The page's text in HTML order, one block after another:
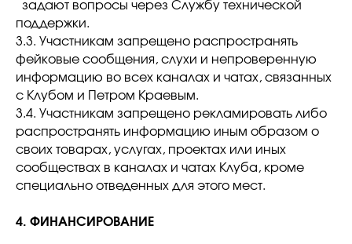
задают вопросы через Службу технической
поддержки.
3.3. Участникам запрещено распространять
фейковые сообщения, слухи и непроверенную
информацию во всех каналах и чатах, связанных
с Клубом и Петром Краевым.
3.4. Участникам запрещено рекламировать либо
распространять информацию иным образом о
своих товарах, услугах, проектах или иных
сообществах в каналах и чатах Клуба, кроме
специально отведенных для этого мест.
4. ФИНАНСИРОВАНИЕ